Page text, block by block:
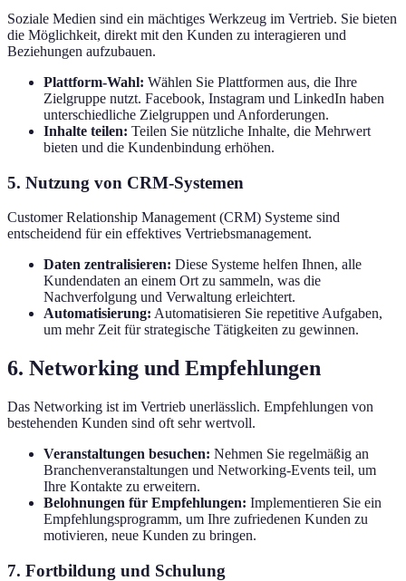
Soziale Medien sind ein mächtiges Werkzeug im Vertrieb. Sie bieten
die Möglichkeit, direkt mit den Kunden zu interagieren und
Beziehungen aufzubauen.
Plattform-Wahl: Wählen Sie Plattformen aus, die Ihre
Zielgruppe nutzt. Facebook, Instagram und LinkedIn haben
unterschiedliche Zielgruppen und Anforderungen.
Inhalte teilen: Teilen Sie nützliche Inhalte, die Mehrwert
bieten und die Kundenbindung erhöhen.
5. Nutzung von CRM-Systemen
Customer Relationship Management (CRM) Systeme sind
entscheidend für ein effektives Vertriebsmanagement.
Daten zentralisieren: Diese Systeme helfen Ihnen, alle
Kundendaten an einem Ort zu sammeln, was die
Nachverfolgung und Verwaltung erleichtert.
Automatisierung: Automatisieren Sie repetitive Aufgaben,
um mehr Zeit für strategische Tätigkeiten zu gewinnen.
6. Networking und Empfehlungen
Das Networking ist im Vertrieb unerlässlich. Empfehlungen von
bestehenden Kunden sind oft sehr wertvoll.
Veranstaltungen besuchen: Nehmen Sie regelmäßig an
Branchenveranstaltungen und Networking-Events teil, um
Ihre Kontakte zu erweitern.
Belohnungen für Empfehlungen: Implementieren Sie ein
Empfehlungsprogramm, um Ihre zufriedenen Kunden zu
motivieren, neue Kunden zu bringen.
7. Fortbildung und Schulung